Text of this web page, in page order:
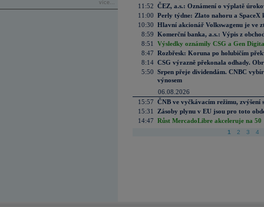
více...
11:52 ČEZ, a.s.: Oznámení o výplatě
11:00 Perly týdne: Zlato nahoru a SpaceX
10:30 Hlavní akcionář Volkswagenu je ve
8:59 Komerční banka, a.s.: Výpis z
8:51
Výsledky oznámily CSG a Gen
8:47 Rozbřesk: Koruna po holubičím
8:14 CSG výrazně překonala odhady.
5:50 Srpen přeje dividendám. CNBC
výnosem
06.08.2026
15:57 ČNB ve vyčkávacím režimu, zvýšení
15:31
Zásoby plynu v EU jsou pro toto
14:47 Růst MercadoLibre akceleruje na
1 2 3 4